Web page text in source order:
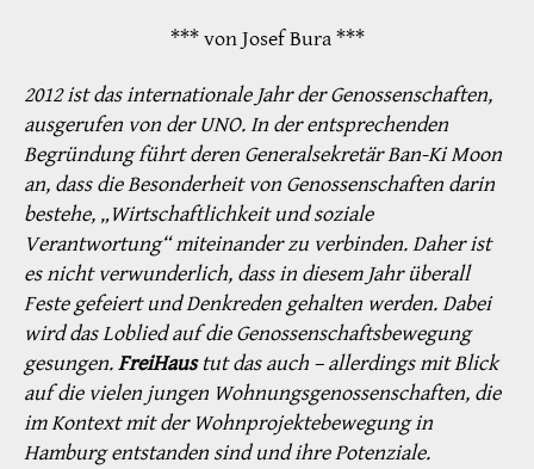
*** von Josef Bura ***
2012 ist das internationale Jahr der Genossenschaften,
ausgerufen von der UNO. In der entsprechenden
Begründung führt deren Generalsekretär Ban-Ki Moon
an, dass die Besonderheit von Genossenschaften darin
bestehe, „Wirtschaftlichkeit und soziale
Verantwortung“ miteinander zu verbinden. Daher ist
es nicht verwunderlich, dass in diesem Jahr überall
Feste gefeiert und Denkreden gehalten werden. Dabei
wird das Loblied auf die Genossenschaftsbewegung
gesungen.FreiHaustut das auch – allerdings mit Blick
auf die vielen jungen Wohnungsgenossenschaften, die
im Kontext mit der Wohnprojektebewegung in
Hamburg entstanden sind und ihre Potenziale.